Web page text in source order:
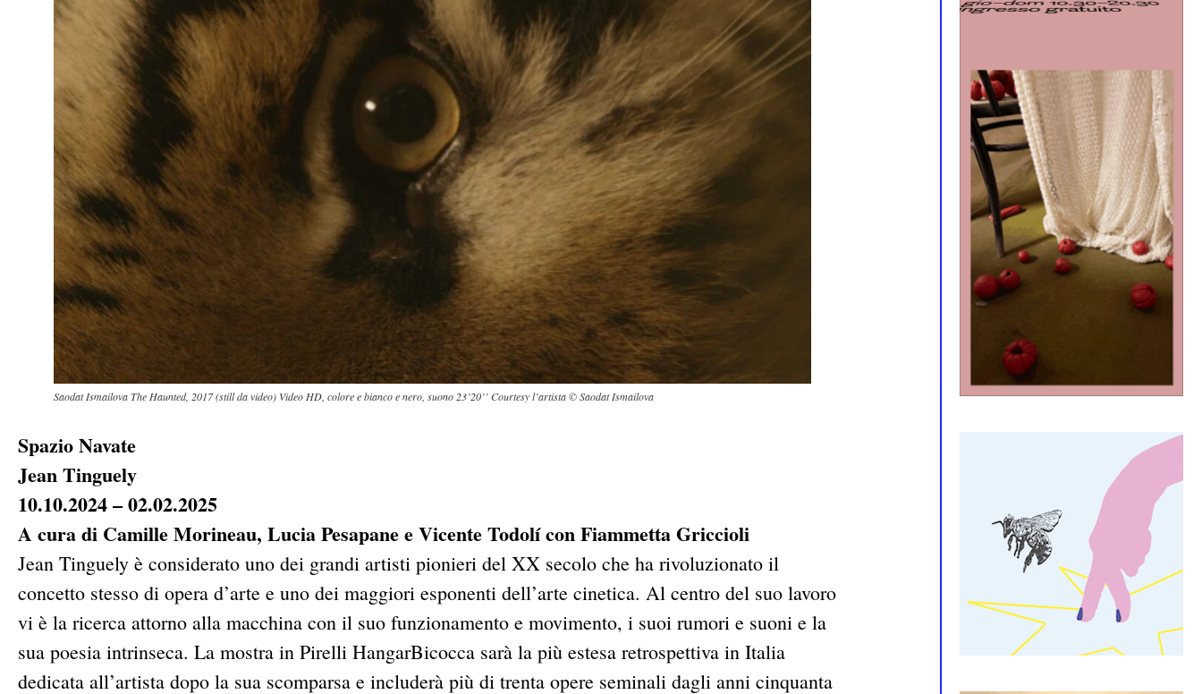
Saodat Ismailova The Haunted, 2017 (still da video) Video HD, colore e bianco e nero, suono 23’20’’ Courtesy l’artista © Saodat Ismailova
Spazio Navate
Jean Tinguely
10.10.2024 – 02.02.2025
A cura di Camille Morineau, Lucia Pesapane e Vicente Todolí con Fiammetta Griccioli
Jean Tinguely è considerato uno dei grandi artisti pionieri del XX secolo che ha rivoluzionato il
concetto stesso di opera d’arte e uno dei maggiori esponenti dell’arte cinetica. Al centro del suo lavoro
vi è la ricerca attorno alla macchina con il suo funzionamento e movimento, i suoi rumori e suoni e la
sua poesia intrinseca. La mostra in Pirelli HangarBicocca sarà la più estesa retrospettiva in Italia
dedicata all’artista dopo la sua scomparsa e includerà più di trenta opere seminali dagli anni cinquanta